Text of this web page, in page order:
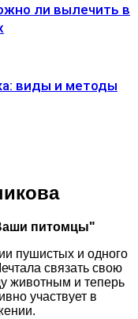
ли вылечить в
виды и методы
питомцы"
пушистых и одного
связать свою
животным и теперь
участвует в